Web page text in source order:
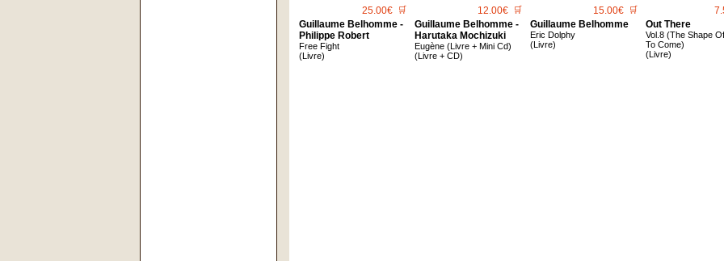
25.00€ 🛒
Guillaume Belhomme -
Philippe Robert
Free Fight
(Livre)
12.00€ 🛒
Guillaume Belhomme -
Harutaka Mochizuki
Eugène (Livre + Mini Cd)
(Livre + CD)
15.00€ 🛒
Guillaume Belhomme
Eric Dolphy
(Livre)
Out There
Vol.8 (The Shape
To Come)
(Livre)